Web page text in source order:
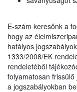
E-szám keresőnk a
hogy az
hatályos
1333/2008/EK
rendeletéből
folyamatosan frissülő
a jogszabályokban